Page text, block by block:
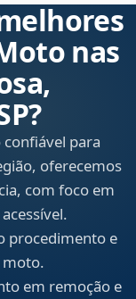
nas
para
oferecemos
com foco em
procedimento e
moto.
em remoção e